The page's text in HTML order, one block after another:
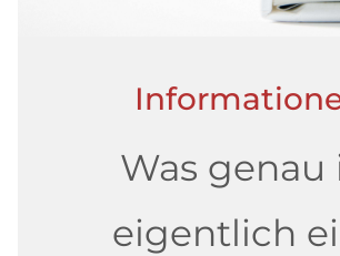
Was genau
eigentlich